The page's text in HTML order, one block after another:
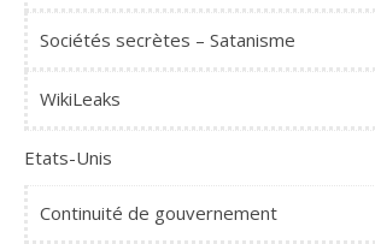
Sociétés secrètes – Satanisme
WikiLeaks
Etats-Unis
Continuité de gouvernement